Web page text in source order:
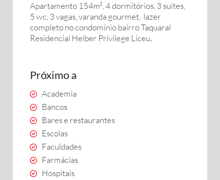
Apartamento 154m², 4 dormitórios, 3 suítes,
5 wc, 3 vagas, varanda gourmet, lazer
completo no condomínio bairro Taquaral
Residencial Helber Privilege Liceu.
Próximo a
Academia
Bancos
Bares e restaurantes
Escolas
Faculdades
Farmácias
Hospitais